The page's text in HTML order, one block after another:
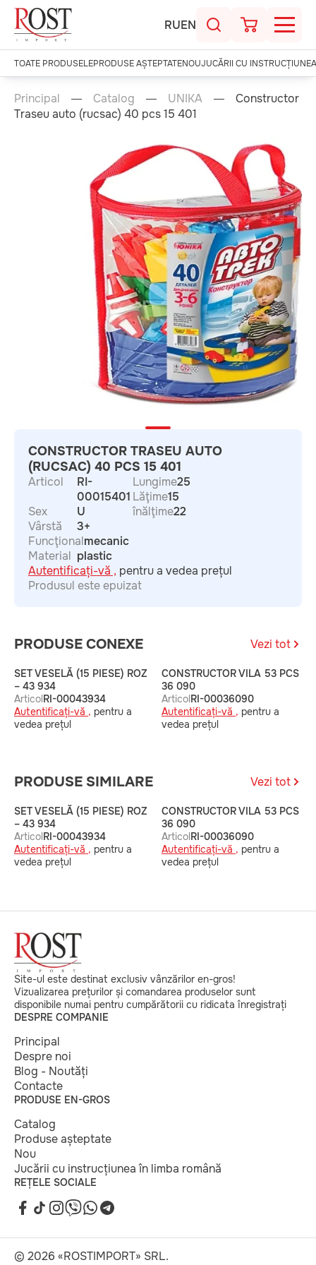
RUEN
TOATE PRODUSELEPRODUSE AȘTEPTATENOUJUCĂRII CU
Principal Catalog UNIKA
Constructor
Traseu auto (rucsac) 40 pcs 15 401
CONSTRUCTOR TRASEU AUTO
(RUCSAC) 40 PCS 15 401
Articol
RI-
00015401
Sex
U
Vârstă
3+
Funcţionalmecanic
Material plastic
Lungime25
Lăţime15
înălţime22
Autentificați-vă , pentru a vedea prețul
Produsul este epuizat
PRODUSE CONEXE Vezi tot
SET VESELĂ (15 PIESE) ROZ
– 43 934
ArticolRI-00043934
Autentificați-vă , pentru a
vedea prețul
CONSTRUCTOR VILA 53 PCS
36 090
ArticolRI-00036090
Autentificați-vă , pentru a
vedea prețul
PRODUSE SIMILARE Vezi tot
SET VESELĂ (15 PIESE) ROZ
– 43 934
ArticolRI-00043934
Autentificați-vă , pentru a
vedea prețul
CONSTRUCTOR VILA 53 PCS
36 090
ArticolRI-00036090
Autentificați-vă , pentru a
vedea prețul
Site-ul este destinat exclusiv vânzărilor en-gros!
Vizualizarea prețurilor și comandarea produselor sunt
disponibile numai pentru cumpărătorii cu ridicata înregistrați
DESPRE COMPANIE
Principal
Despre noi
Blog - Noutăți
Contacte
PRODUSE EN-GROS
Catalog
Produse așteptate
Nou
Jucării cu instrucțiunea în limba română
REȚELE SOCIALE
© 2026 «ROSTIMPORT» SRL.